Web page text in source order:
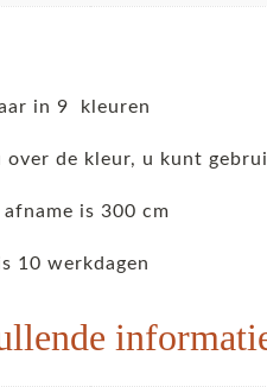
in 9 kleuren
de kleur, u kunt
is 300 cm
10 werkdagen